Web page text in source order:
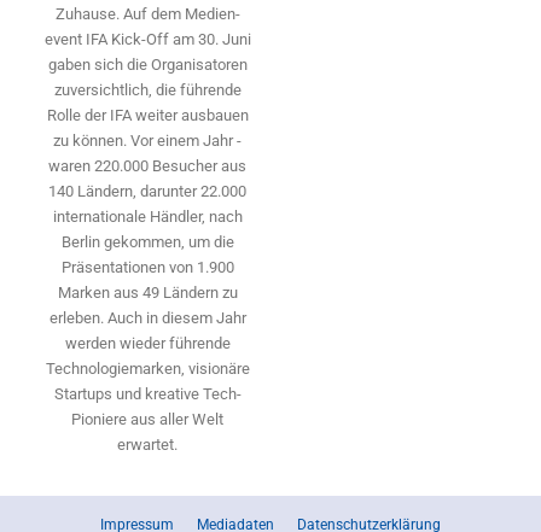
Zuhause. Auf dem Medien­
event IFA Kick-Off am 30. Juni
gaben sich die Organisatoren
zuversichtlich, die führende
Rolle der IFA weiter ausbauen
zu können. Vor einem Jahr ­
waren 220.000 Besucher aus
140 ­Ländern, ­darunter 22.000
internationale Händler, nach
Berlin gekommen, um die
Präsen­tationen von 1.900
Marken aus 49 Ländern zu
erleben. Auch in diesem Jahr
werden wieder führende
Technologiemarken, visionäre
Startups und ­kreative Tech-
Pioniere aus aller Welt
erwartet.
Impressum Mediadaten Datenschutzerklärung